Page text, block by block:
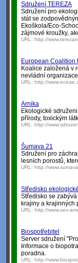
Sdružení TEREZA
Sdružení pro
stát se
Ekoškola/Eco-
zájmové kroužky,
URL: http://
European Coalition
Koalice založená v
nevládní
URL: http://
Arnika
Ekologické
přírody, toxickým
URL: http://
Šumava 21
Sdružení pro
lesních porostů,
URL: http://
Středisko
Středisko se
krajiny a krajinných
URL: http://www.sev-
Biospotřebitel
Server sdružení
Informace o
poradna.
URL: http://